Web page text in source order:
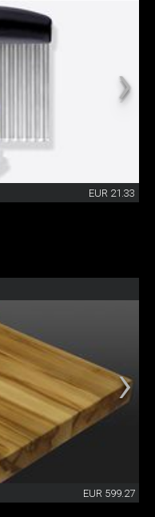
EUR 21.33
EUR 599.27